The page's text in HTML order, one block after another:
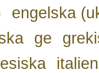
engelska
ge